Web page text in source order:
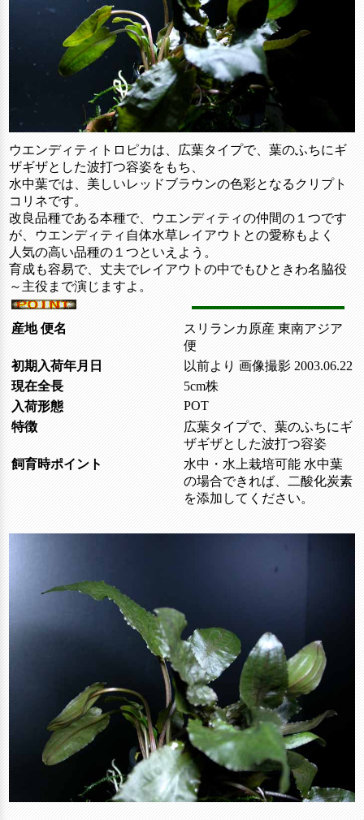
ウエンディティトロピカは、広葉タイプで、葉のふちにギ
ザギザとした波打つ容姿をもち、
水中葉では、美しいレッドブラウンの色彩となるクリプト
コリネです。
改良品種である本種で、ウエンディティの仲間の１つです
が、ウエンディティ自体水草レイアウトとの愛称もよく
人気の高い品種の１つといえよう。
育成も容易で、丈夫でレイアウトの中でもひときわ名脇役
～主役まで演じますよ。
産地 便名
スリランカ原産 東南アジア
便
初期入荷年月日
以前より 画像撮影 2003.06.22
現在全長
5cm株
入荷形態
POT
特徴
広葉タイプで、葉のふちにギ
ザギザとした波打つ容姿
飼育時ポイント
水中・水上栽培可能 水中葉
の場合できれば、二酸化炭素
を添加してください。